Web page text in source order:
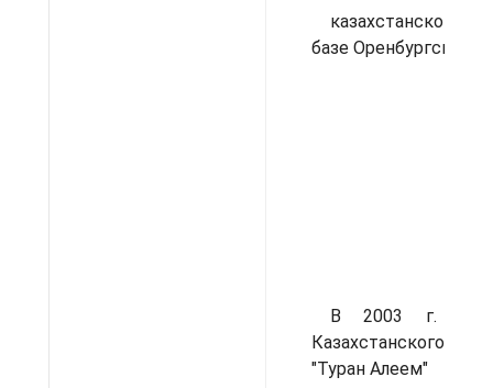
казахстанского
базе Оренбургского
В 2003 г.
Казахстанского
"Туран Алеем"